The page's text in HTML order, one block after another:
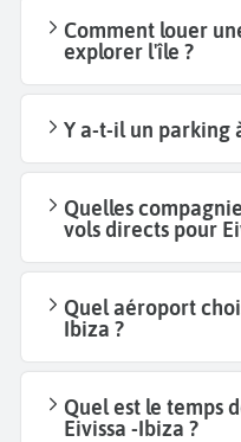
Comment louer
explorer l'île ?
Y a-t-il un parking
Quelles
vols directs pour
Quel aéroport
Ibiza ?
Quel est le temps
Eivissa -Ibiza ?